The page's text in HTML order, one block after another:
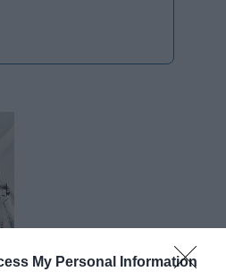
My Personal Information